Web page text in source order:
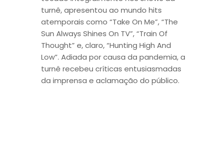
turnê, apresentou ao mundo hits
atemporais como “Take On Me”, “The
Sun Always Shines On TV”, “Train Of
Thought” e, claro, “Hunting High And
Low”. Adiada por causa da pandemia, a
turnê recebeu críticas entusiasmadas
da imprensa e aclamação do público.